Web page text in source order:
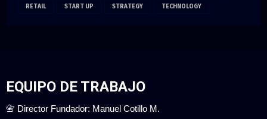
RETAIL START UP STRATEGY TECHNOLOGY
EQUIPO DE TRABAJO
📇 Director Fundador: Manuel Cotillo M.